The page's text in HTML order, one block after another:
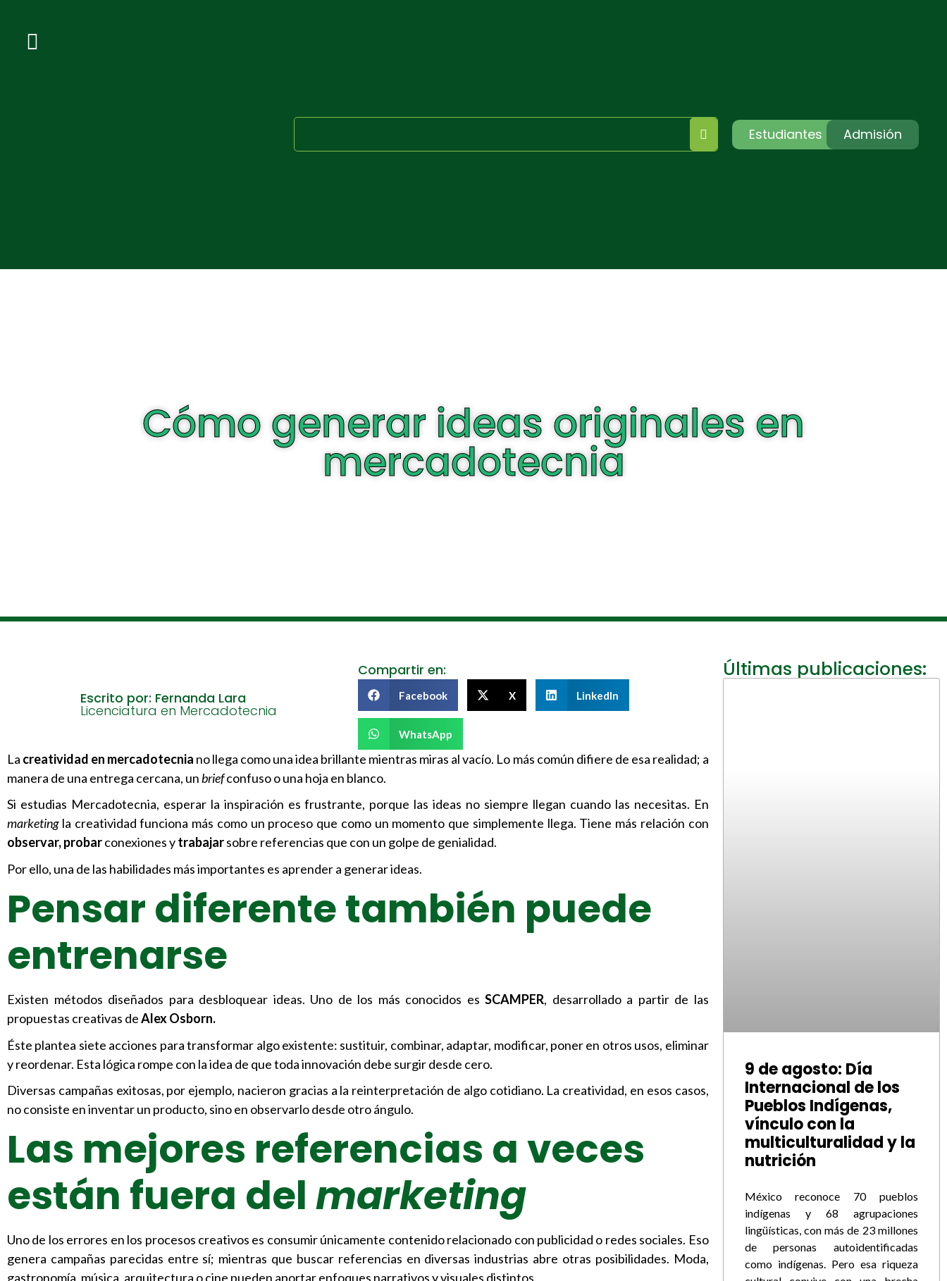
Estudiantes Admisión
Cómo generar ideas originales en
mercadotecnia
Escrito por: Fernanda Lara
Licenciatura en Mercadotecnia
Compartir en:
Facebook X LinkedIn
WhatsApp
La creatividad en mercadotecnia no llega como una idea brillante mientras miras al vacío. Lo más común difiere de esa realidad; a
manera de una entrega cercana, unbriefconfuso o una hoja en blanco.
Si estudias Mercadotecnia, esperar la inspiración es frustrante, porque las ideas no siempre llegan cuando las necesitas. En
marketingla creatividad funciona más como un proceso que como un momento que simplemente llega. Tiene más relación con
observar, probarconexiones ytrabajarsobre referencias que con un golpe de genialidad.
Por ello, una de las habilidades más importantes es aprender a generar ideas.
Pensar diferente también puede
entrenarse
Existen métodos diseñados para desbloquear ideas. Uno de los más conocidos esSCAMPER, desarrollado a partir de las
propuestas creativas deAlex Osborn.
Éste plantea siete acciones para transformar algo existente: sustituir, combinar, adaptar, modificar, poner en otros usos, eliminar
y reordenar. Esta lógica rompe con la idea de que toda innovación debe surgir desde cero.
Diversas campañas exitosas, por ejemplo, nacieron gracias a la reinterpretación de algo cotidiano. La creatividad, en esos casos,
no consiste en inventar un producto, sino en observarlo desde otro ángulo.
Las mejores referencias a veces
están fuera delmarketing
Uno de los errores en los procesos creativos es consumir únicamente contenido relacionado con publicidad o redes sociales. Eso
genera campañas parecidas entre sí; mientras que buscar referencias en diversas industrias abre otras posibilidades. Moda,
gastronomía, música, arquitectura o cine pueden aportar enfoques narrativos y visuales distintos.
Últimas publicaciones:
9 de agosto: Día
Internacional de los
Pueblos Indígenas,
vínculo con la
multiculturalidad y la
nutrición
México reconoce 70 pueblos
indígenas y 68 agrupaciones
lingüísticas, con más de 23 millones
de personas autoidentificadas
como indígenas. Pero esa riqueza